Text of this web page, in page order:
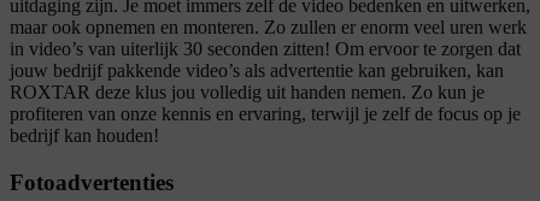
uitdaging zijn. Je moet immers zelf de video bedenken en uitwerken,
maar ook opnemen en monteren. Zo zullen er enorm veel uren werk
in video’s van uiterlijk 30 seconden zitten! Om ervoor te zorgen dat
jouw bedrijf pakkende video’s als advertentie kan gebruiken, kan
ROXTAR deze klus jou volledig uit handen nemen. Zo kun je
profiteren van onze kennis en ervaring, terwijl je zelf de focus op je
bedrijf kan houden!
Fotoadvertenties